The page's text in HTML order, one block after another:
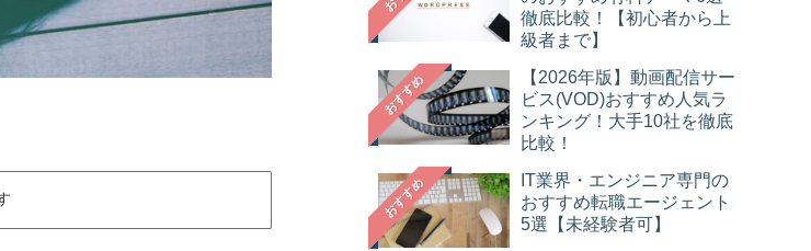
徹底比較！【初心者から上
級者まで】
おすすめ
【2026年版】動画配信サー
ビス(VOD)おすすめ人気ラ
ンキング！大手10社を徹底
比較！
おすすめ
IT業界・エンジニア専門の
おすすめ転職エージェント
5選【未経験者可】